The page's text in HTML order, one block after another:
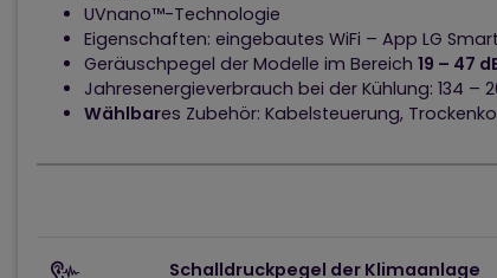
UVnano™-Technologie
Eigenschaften: eingebautes WiFi – App LG
Geräuschpegel der Modelle im Bereich 19 – 47
Jahresenergieverbrauch bei der Kühlung: 134 –
Wählbares Zubehör: Kabelsteuerung,
Schalldruckpegel der Klimaanlage